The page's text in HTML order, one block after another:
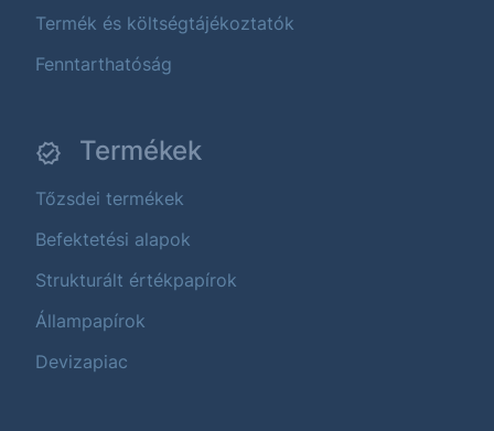
Termék és költségtájékoztatók
Fenntarthatóság
Termékek
Tőzsdei termékek
Befektetési alapok
Strukturált értékpapírok
Állampapírok
Devizapiac